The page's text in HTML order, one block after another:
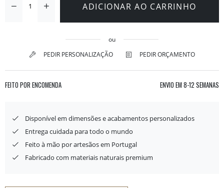
ADICIONAR AO CARRINHO
ou
PEDIR PERSONALIZAÇÃO
PEDIR ORÇAMENTO
FEITO POR ENCOMENDA ENVIO EM 8-12 SEMANAS
Disponível em dimensões e acabamentos personalizados
Entrega cuidada para todo o mundo
Feito à mão por artesãos em Portugal
Fabricado com materiais naturais premium